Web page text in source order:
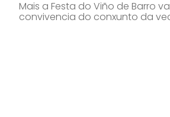
Mais a Festa do Viño de Barro
convivencia do conxunto da